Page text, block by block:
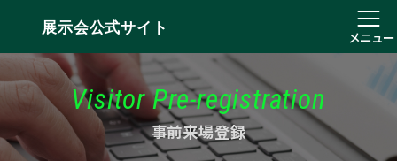
展示会公式サイト
メニュー
Visitor Pre-registration
事前来場登録